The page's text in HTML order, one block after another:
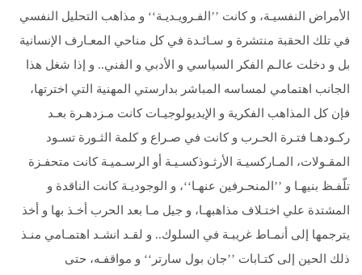
الأمراض النفسيـة، و كانت ’’الفـرويـديـة‘‘ و مذاهب التحليل النفسي
في تلك الحقبة منتشرة و سـائـدة في كل مناحي المعـارف الإنسانية
بل و دخلت عالـم الفكر السياسي و الأدبي و الفني.. و إذا شغل هذا
الجانب اهتمامي لمساسه المباشر بدارستي المهنية التي اخترتها،
فإن كل المذاهب الفكرية و الإيديولوجيـات كانت مـزدهـرة بعـد
ركـودهـا فتـرة الحـرب و كانت في صـراع و كلمة الثـورة تسـود
المقـولات، المـاركسيـة الأرثـوذكسـيـة أو الرسـميـة كانت متحفـزة
تلّفـظ بنيهـا و ’’المنحـرفين عنهـا‘‘، و الوجوديـة كانت الناقدة و
المشتدة علي اختـلاف مذاهبهـا، و جیل مـا بعد الحرب أخـذ بها و أخذ
يترجمها إلى أنمـاط غريبـة في السلوك.. و لقـد انشـد اهتمـامي منـذ
ذلك الحين إلى كتـابات ’’جان بول سارتر‘‘ و مواقفـه، حتى